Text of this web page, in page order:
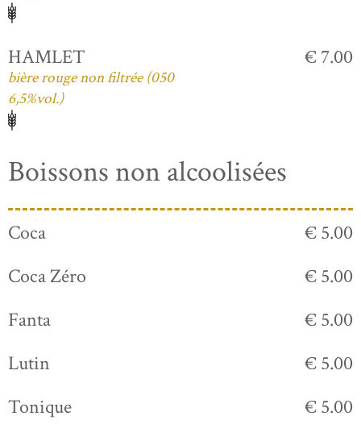
HAMLET
bière rouge non filtrée (050
6,5%vol.)
€ 7.00
Boissons non alcoolisées
Coca
€ 5.00
Coca Zéro
€ 5.00
Fanta
€ 5.00
Lutin
€ 5.00
Tonique
€ 5.00